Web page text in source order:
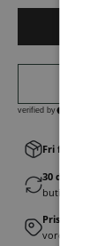
Fri fragt v.
30 dages
butikker
Prismatch
vores FAQ